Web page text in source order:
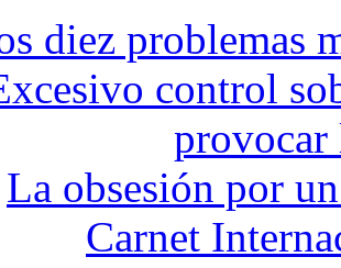
diez problemas
control
provocar
La obsesión por
Carnet